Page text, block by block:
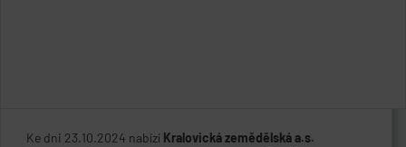
Ke dni 23.10.2024 nabízí Kralovická zemědělská a.s.